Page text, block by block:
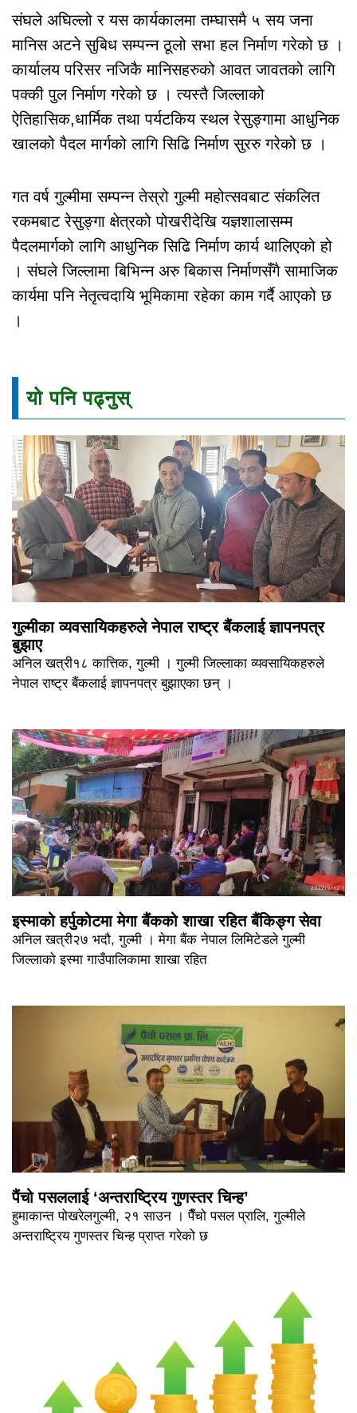
संघले अघिल्लो र यस कार्यकालमा तम्घासमै ५ सय जना
मानिस अटने सुबिध सम्पन्न ठूलो सभा हल निर्माण गरेको छ ।
कार्यालय परिसर नजिकै मानिसहरुको आवत जावतको लागि
पक्की पुल निर्माण गरेको छ । त्यस्तै जिल्लाको
ऐतिहासिक,धार्मिक तथा पर्यटकिय स्थल रेसुङ्गामा आधुनिक
खालको पैदल मार्गको लागि सिढि निर्माण सुररु गरेको छ ।
गत वर्ष गुल्मीमा सम्पन्न तेस्रो गुल्मी महोत्सवबाट संकलित
रकमबाट रेसुङ्गा क्षेत्रको पोखरीदेखि यज्ञशालासम्म
पैदलमार्गको लागि आधुनिक सिढि निर्माण कार्य थालिएको हो
। संघले जिल्लामा बिभिन्न अरु बिकास निर्माणसँगै सामाजिक
कार्यमा पनि नेतृत्वदायि भूमिकामा रहेका काम गर्दै आएको छ
।
यो पनि पढ्नुस्
गुल्मीका व्यवसायिकहरुले नेपाल राष्ट्र बैंकलाई ज्ञापनपत्र
बुझाए
अनिल खत्री१८ कात्तिक, गुल्मी । गुल्मी जिल्लाका व्यवसायिकहरुले
नेपाल राष्ट्र बैंकलाई ज्ञापनपत्र बुझाएका छन् ।
इस्माको हर्पुकोटमा मेगा बैंकको शाखा रहित बैंकिङ्ग सेवा
अनिल खत्री२७ भदौ, गुल्मी । मेगा बैंक नेपाल लिमिटेडले गुल्मी
जिल्लाको इस्मा गाउँपालिकामा शाखा रहित
पैंचो पसललाई ‘अन्तराष्ट्रिय गुणस्तर चिन्ह’
हुमाकान्त पोखरेलगुल्मी, २१ साउन । पैँचो पसल प्रालि, गुल्मीले
अन्तराष्ट्रिय गुणस्तर चिन्ह प्राप्त गरेको छ